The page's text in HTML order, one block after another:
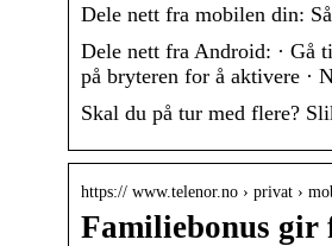
Dele nett fra mobilen din:
Dele nett fra Android: · Gå
på bryteren for å aktivere ·
Skal du på tur med flere?
https:// www.telenor.no › privat ›
Familiebonus gir